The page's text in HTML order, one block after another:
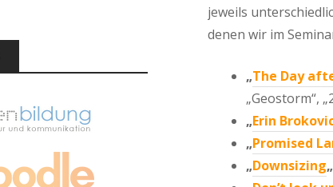
jeweils
denen wir im
„The Day
„Geostorm“,
„Erin
„Promised
„Downsizing„